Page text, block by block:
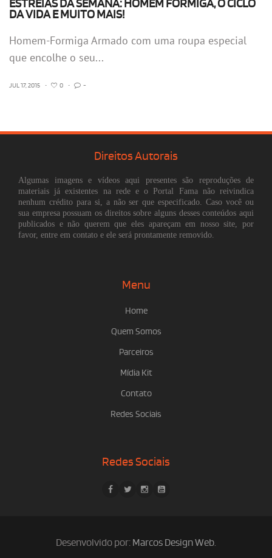
ESTREIAS DA SEMANA: HOMEM FORMIGA, O CICLO
DA VIDA E MUITO MAIS!
Homem-Formiga Armado com uma roupa especial
que encolhe o seu...
JUL 17, 2015 • 0 • -
Direitos Autorais
Algumas imagens e vídeos aqui presentes são reproduções de
materiais já existentes na rede e o Portal Fama não reivindica
nenhum crédito para si, a não ser que especificado. Caso você ou
sua empresa possuam os direitos sobre alguns desses conteúdos aqui
publicados e não querem que eles apareçam em nosso site, por
favor, entre em contato e ele será prontamente removido.
Menu
Home
Quem Somos
Parceiros
Mídia Kit
Contato
Redes Sociais
Redes Sociais
Desenvolvido por: Marcos Design Web.